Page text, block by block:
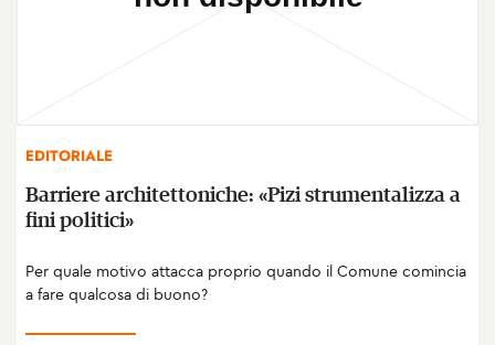
EDITORIALE
Barriere architettoniche: «Pizi strumentalizza a
fini politici»
Per quale motivo attacca proprio quando il Comune comincia
a fare qualcosa di buono?